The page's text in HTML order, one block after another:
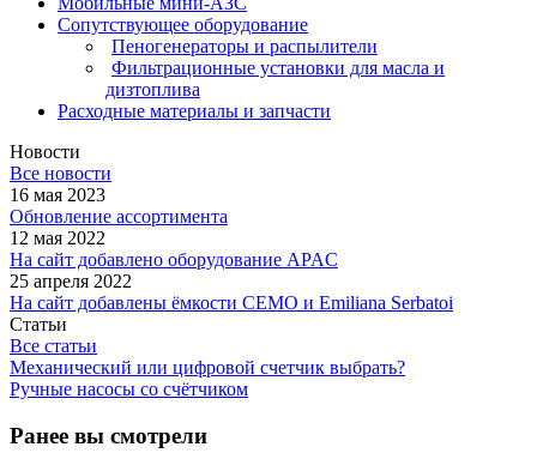
Сопутствующее оборудование
Пеногенераторы и распылители
Фильтрационные установки для масла и
дизтоплива
Расходные материалы и запчасти
Новости
Все новости
16 мая 2023
Обновление ассортимента
12 мая 2022
На сайт добавлено оборудование APAC
25 апреля 2022
На сайт добавлены ёмкости CEMO и Emiliana Serbatoi
Статьи
Все статьи
Механический или цифровой счетчик выбрать?
Ручные насосы со счётчиком
Ранее вы смотрели